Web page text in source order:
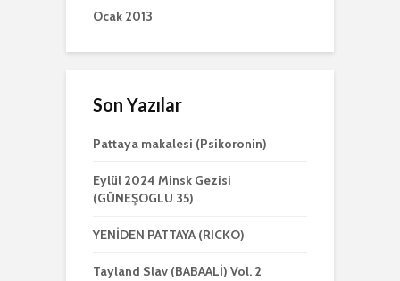
Ocak 2013
Son Yazılar
Pattaya makalesi (Psikoronin)
Eylül 2024 Minsk Gezisi
(GÜNEŞOGLU 35)
YENİDEN PATTAYA (RICKO)
Tayland Slav (BABAALİ) Vol. 2